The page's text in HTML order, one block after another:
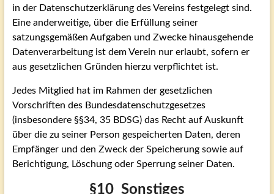
in der Datenschutzerklärung des Vereins festgelegt sind.
Eine anderweitige, über die Erfüllung seiner
satzungsgemäßen Aufgaben und Zwecke hinausgehende
Datenverarbeitung ist dem Verein nur erlaubt, sofern er
aus gesetzlichen Gründen hierzu verpflichtet ist.
Jedes Mitglied hat im Rahmen der gesetzlichen
Vorschriften des Bundesdatenschutzgesetzes
(insbesondere §§34, 35 BDSG) das Recht auf Auskunft
über die zu seiner Person gespeicherten Daten, deren
Empfänger und den Zweck der Speicherung sowie auf
Berichtigung, Löschung oder Sperrung seiner Daten.
§10 Sonstiges